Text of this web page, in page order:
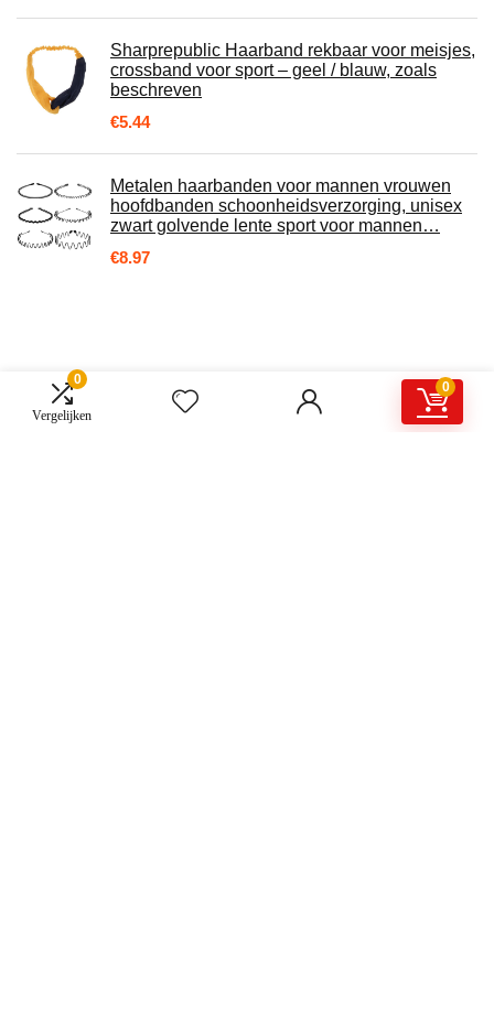
0
Vergelijken
0
Sharprepublic Haarband rekbaar voor meisjes,
crossband voor sport – geel / blauw, zoals
beschreven
€5.44
Metalen haarbanden voor mannen vrouwen
hoofdbanden schoonheidsverzorging, unisex
zwart golvende lente sport voor mannen…
€8.97
Over ons